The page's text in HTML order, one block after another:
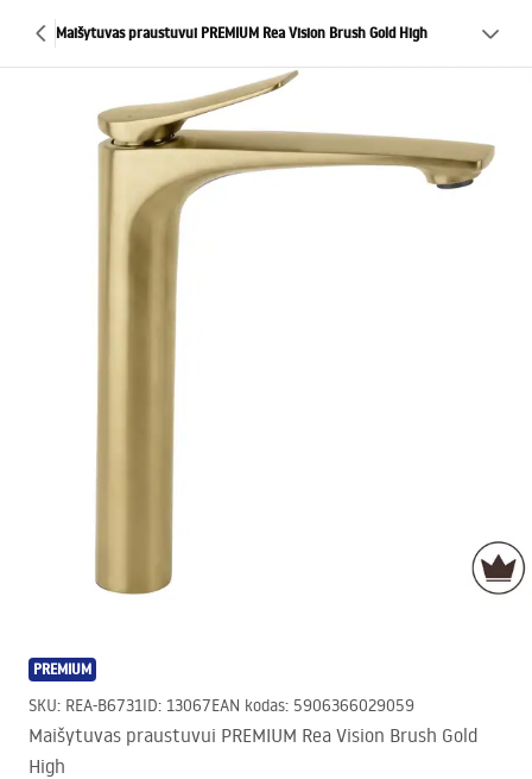
Maišytuvas praustuvui PREMIUM Rea Vision Brush Gold High
PREMIUM
SKU: REA-B6731ID: 13067EAN kodas: 5906366029059
Maišytuvas praustuvui PREMIUM Rea Vision Brush Gold
High